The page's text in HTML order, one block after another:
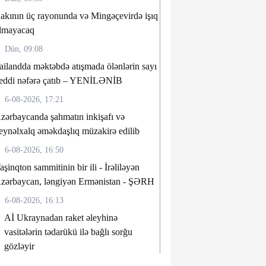
üç rayonunda və Mingəçevirdə işıq
Dün, 09:08
məktəbdə atışmada ölənlərin sayı
nəfərə çatıb – YENİLƏNİB
6-08-2026, 17:21
şahmatın inkişafı və
əməkdaşlıq müzakirə edilib
6-08-2026, 16:50
sammitinin bir ili - İrəliləyən
ləngiyən Ermənistan - ŞƏRH
6-08-2026, 16:13
Aİ Ukraynadan raket əleyhinə
vasitələrin tədarükü ilə bağlı sorğu
gözləyir